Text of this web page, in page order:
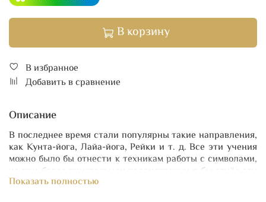
В корзину
В избранное
Добавить в сравнение
Описание
В последнее время стали популярны такие направления,
как Кунта-йога, Лайа-йога, Рейки и т. д. Все эти учения
можно было бы отнести к техникам работы с символами,
но при более пристальном рассмотрении я бы отнёс эти
направления к магии — магии символов и звуков,
Показать полностью